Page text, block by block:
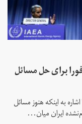
برای حل مسائل
به اینکه هنوز مسائل
ایران میان...